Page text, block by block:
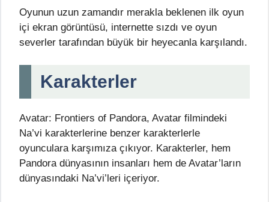
Oyunun uzun zamandır merakla beklenen ilk oyun
içi ekran görüntüsü, internette sızdı ve oyun
severler tarafından büyük bir heyecanla karşılandı.
Karakterler
Avatar: Frontiers of Pandora, Avatar filmindeki
Na’vi karakterlerine benzer karakterlerle
oyunculara karşımıza çıkıyor. Karakterler, hem
Pandora dünyasının insanları hem de Avatar’ların
dünyasındaki Na’vi’leri içeriyor.